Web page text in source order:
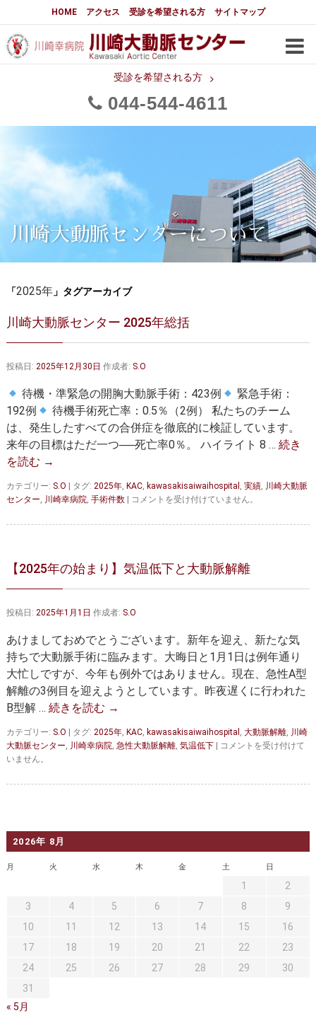
HOME アクセス 受診を希望される方 サイトマップ
受診を希望される方
044 544 4611
大動脈センターについて
はじめに 大動脈センターについて
メディアでの紹介
都道府県別患者マップ 都道府県別紹介病院
大動脈瘤について 基本編
3分でわかる大動脈瘤・大動脈
大動脈瘤
大動脈解離（解離性大動脈瘤）
胸部大動脈瘤の治療
腹部大動脈瘤の治療
大動脈弁・大動脈基部の治療 ステントグラフトによる治療
胸部大動脈瘤 胸腹部大動脈瘤
腹部大動脈瘤 大動脈解離
大動脈瘤を指摘されたら？ 診療の流れ
セカンドオピニオン 治療費について
都道府県別紹介病院 良くある質問
正しい病院の選び方 アクセス
お問い合わせ
外来予約をされた方へ
手術概要 ご紹介いただく場合
アーカイブ
川崎大動脈センターについて
「2025年」タグアーカイブ
川崎大動脈センター 2025年総括
投稿日: 2025年12月30日 作成者: S.O
待機・準緊急の開胸大動脈手術：423例
緊急手術：
192例
待機手術死亡率：0.5％（2例） 私たちのチーム
は、発生したすべての合併症を徹底的に検証しています。
来年の目標はただ一つ──死亡率0％。 ハイライト 8 … 続き
を読む →
カテゴリー: S.O タグ: 2025年, KAC, kawasakisaiwaihospital , 実績, 川崎大動脈
センター, 川崎幸病院, 手術件数
川
大
セ
ン
タ
2025
総
括
は
コメントを受け付けていません。
【2025年の始まり】気温低下と大動脈解離
投稿日: 2025年1月1日 作成者: S.O
あけましておめでとうございます。新年を迎え、新たな気
持ちで大動脈手術に臨みます。大晦日と1月1日は例年通り
大忙しですが、今年も例外ではありません。現在、急性A型
解離の3例目を迎えようとしています。昨夜遅くに行われた
B型解 … 続きを読む →
カテゴリー: S.O タグ: 2025年, KAC, kawasakisaiwaihospital , 大動脈解離, 川崎
大動脈センター, 川崎幸病院, 急性大動脈解離, 気温低下
【2025
始
温
と
コメントを受け付けて
いません。
2026年 8月
月 火 水 木 金 土 日
1
2
3
4 5 6 7 8
9
10
11 12 13 14 15
16
17
18 19 20 21 22
23
24
25 26 27 28 29
30
31
« 5月